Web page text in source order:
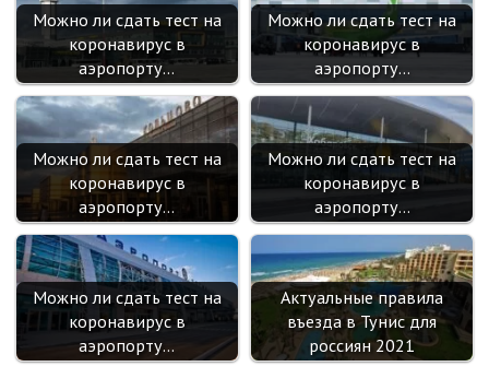
Можно ли сдать тест на
коронавирус в
аэропорту…
Можно ли сдать тест на
коронавирус в
аэропорту…
Можно ли сдать тест на
коронавирус в
аэропорту…
Можно ли сдать тест на
коронавирус в
аэропорту…
Можно ли сдать тест на
коронавирус в
аэропорту…
Актуальные правила
въезда в Тунис для
россиян 2021